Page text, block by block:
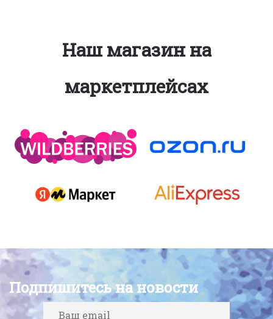
Наш магазин на
маркетплейсах
Подпишитесь на новости